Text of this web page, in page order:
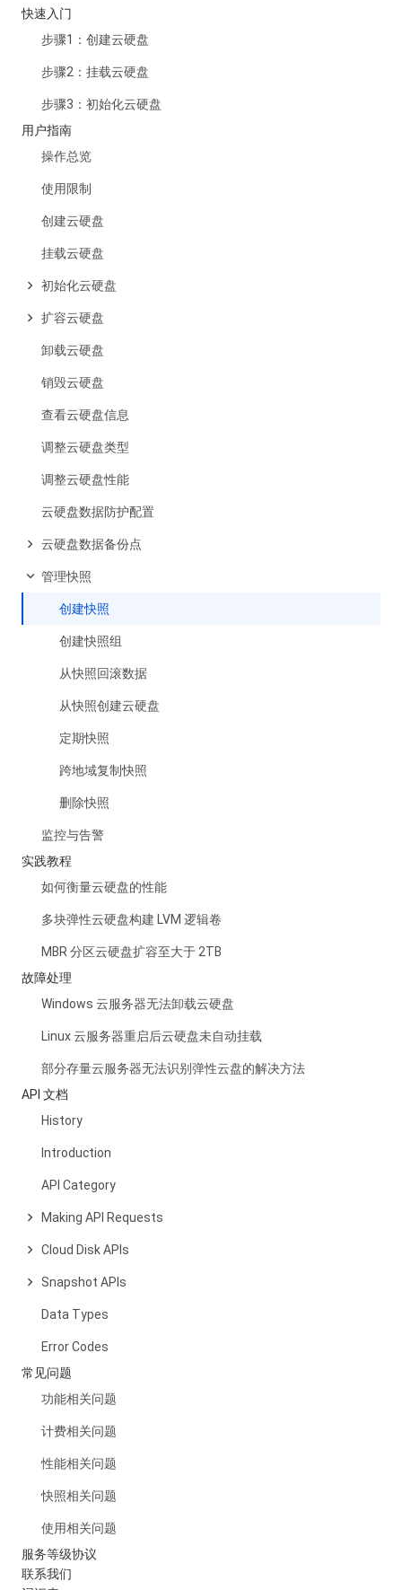
快速入门
步骤1：创建云硬盘
步骤2：挂载云硬盘
步骤3：初始化云硬盘
用户指南
操作总览
使用限制
创建云硬盘
挂载云硬盘
初始化云硬盘
扩容云硬盘
卸载云硬盘
销毁云硬盘
查看云硬盘信息
调整云硬盘类型
调整云硬盘性能
云硬盘数据防护配置
云硬盘数据备份点
管理快照
创建快照
创建快照组
从快照回滚数据
从快照创建云硬盘
定期快照
跨地域复制快照
删除快照
监控与告警
实践教程
如何衡量云硬盘的性能
多块弹性云硬盘构建 LVM 逻辑卷
MBR 分区云硬盘扩容至大于 2TB
故障处理
Windows 云服务器无法卸载云硬盘
Linux 云服务器重启后云硬盘未自动挂载
部分存量云服务器无法识别弹性云盘的解决方法
API 文档
History
Introduction
API Category
Making API Requests
Cloud Disk APIs
Snapshot APIs
Data Types
Error Codes
常见问题
功能相关问题
计费相关问题
性能相关问题
快照相关问题
使用相关问题
服务等级协议
联系我们